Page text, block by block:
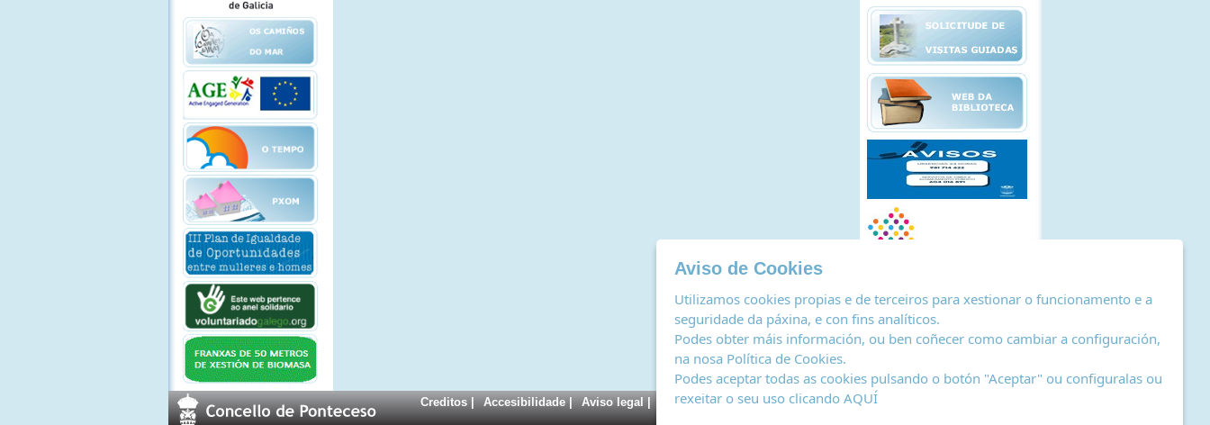
Creditos| Accesibilidade| Aviso legal| Política de cookies| Rexistro de actividades de tratamento
Aviso de Cookies
Utilizamos cookies propias e de terceiros para xestionar o funcionamento e a
seguridade da páxina, e con fins analíticos.
Podes obter máis información, ou ben coñecer como cambiar a configuración,
na nosa Política de Cookies.
Podes aceptar todas as cookies pulsando o botón "Aceptar" ou configuralas ou
rexeitar o seu uso clicando AQUÍ